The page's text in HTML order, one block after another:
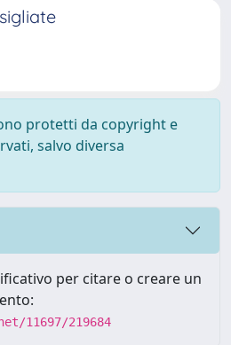
protetti da copyright e
salvo diversa
per citare o creare un
11697/219684